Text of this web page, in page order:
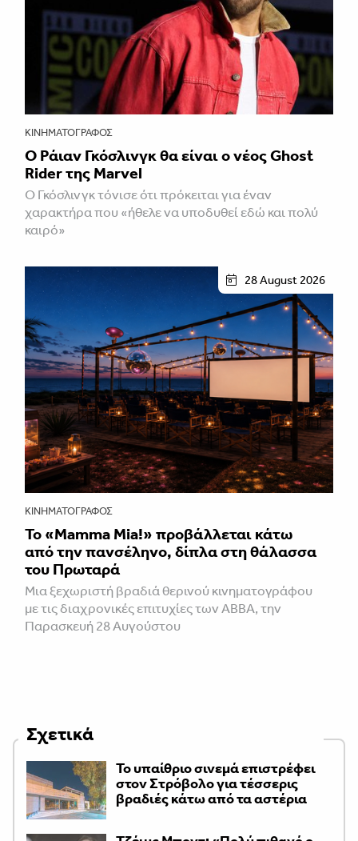
ΚΙΝΗΜΑΤΟΓΡΆΦΟΣ
Ο Ράιαν Γκόσλινγκ θα είναι ο νέος Ghost
Rider της Marvel
Ο Γκόσλινγκ τόνισε ότι πρόκειται για έναν
χαρακτήρα που «ήθελε να υποδυθεί εδώ και πολύ
καιρό»
28 August 2026
ΚΙΝΗΜΑΤΟΓΡΆΦΟΣ
Το «Mamma Mia!» προβάλλεται κάτω
από την πανσέληνο, δίπλα στη θάλασσα
του Πρωταρά
Μια ξεχωριστή βραδιά θερινού κινηματογράφου
με τις διαχρονικές επιτυχίες των ABBA, την
Παρασκευή 28 Αυγούστου
Σχετικά
Το υπαίθριο σινεμά επιστρέφει
στον Στρόβολο για τέσσερις
βραδιές κάτω από τα αστέρια